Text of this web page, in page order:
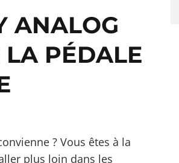
ANALOG
LA PÉDALE
? Vous êtes à la
plus loin dans les